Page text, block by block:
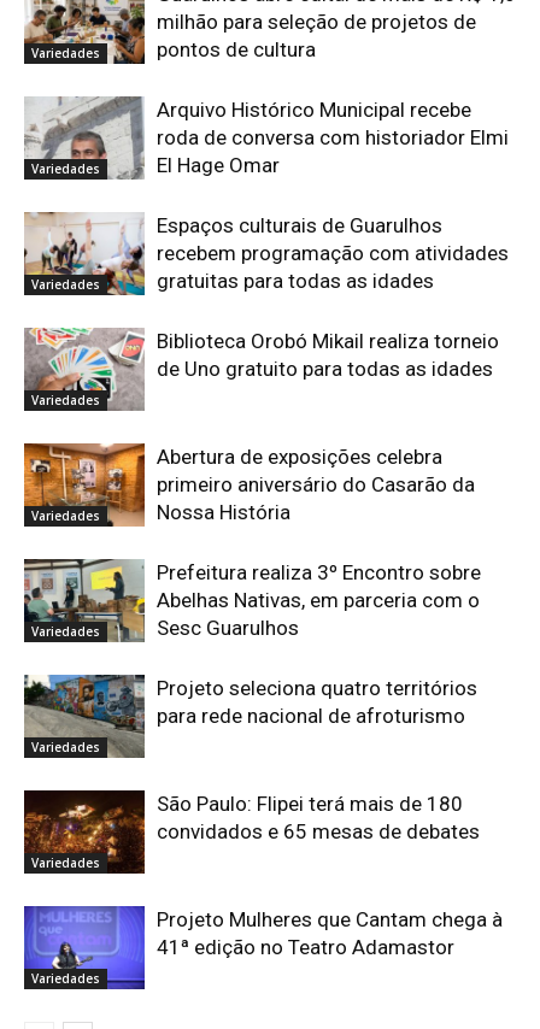
Variedades
milhão para seleção de projetos de
pontos de cultura
Variedades
Arquivo Histórico Municipal recebe
roda de conversa com historiador Elmi
El Hage Omar
Variedades
Espaços culturais de Guarulhos
recebem programação com atividades
gratuitas para todas as idades
Variedades
Biblioteca Orobó Mikail realiza torneio
de Uno gratuito para todas as idades
Variedades
Abertura de exposições celebra
primeiro aniversário do Casarão da
Nossa História
Variedades
Prefeitura realiza 3º Encontro sobre
Abelhas Nativas, em parceria com o
Sesc Guarulhos
Variedades
Projeto seleciona quatro territórios
para rede nacional de afroturismo
Variedades
São Paulo: Flipei terá mais de 180
convidados e 65 mesas de debates
Variedades
Projeto Mulheres que Cantam chega à
41ª edição no Teatro Adamastor